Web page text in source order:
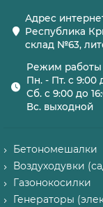
Адрес
Республика
склад №63,
Режим работы
Пн. - Пт. с 9:00
Сб. с 9:00 до
Вс. выходной
Бетономешалки
Воздуходувки
Газонокосилки
Генераторы